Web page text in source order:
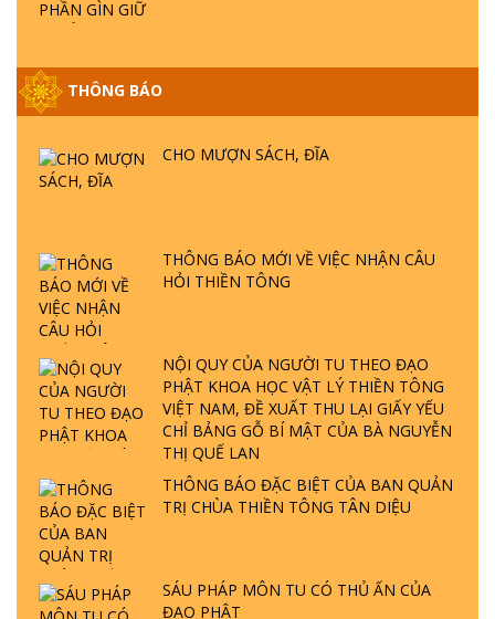
THÔNG BÁO
CHO MƯỢN SÁCH, ĐĨA
THÔNG BÁO MỚI VỀ VIỆC NHẬN CÂU
HỎI THIỀN TÔNG
NỘI QUY CỦA NGƯỜI TU THEO ĐẠO
PHẬT KHOA HỌC VẬT LÝ THIỀN TÔNG
VIỆT NAM, ĐỀ XUẤT THU LẠI GIẤY YẾU
CHỈ BẢNG GỖ BÍ MẬT CỦA BÀ NGUYỄN
THỊ QUẾ LAN
THÔNG BÁO ĐẶC BIỆT CỦA BAN QUẢN
TRỊ CHÙA THIỀN TÔNG TÂN DIỆU
SÁU PHÁP MÔN TU CÓ THỦ ẤN CỦA
ĐẠO PHẬT
GIẢI ĐÁP ĐẶC BIỆT P25 - SUỐT 49 NĂM
PHẬT KHÔNG NÓI? HỘI LONG HOA LÀ
HỘI GÌ? TỬ VÌ ĐẠO
PHẬT GIỚI CÓ THỜI GIAN KHÔNG? |
TTTD
LÀ AI? QUỶ SA TĂNG? | TTTD
GIẢI ĐÁP THIỀN TÔNG ĐẶC BIỆT P22 - TẠI
SAO TRÁI ĐẤT NHIỀU THIÊN TAI - LŨ LỤT
- HỎA HOẠN | TTTD
GIẢI ĐÁP THIỀN TÔNG ĐẶC BIỆT P21 - TẠI